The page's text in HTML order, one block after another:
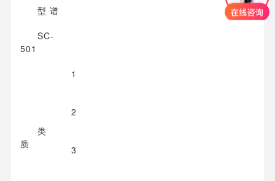
型 谱
SC-
501
类
质
1
2
3